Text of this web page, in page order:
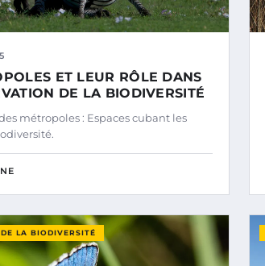
ET LEUR RÔLE DANS
DE LA BIODIVERSITÉ
métropoles : Espaces cubant les
LA BIODIVERSITÉ